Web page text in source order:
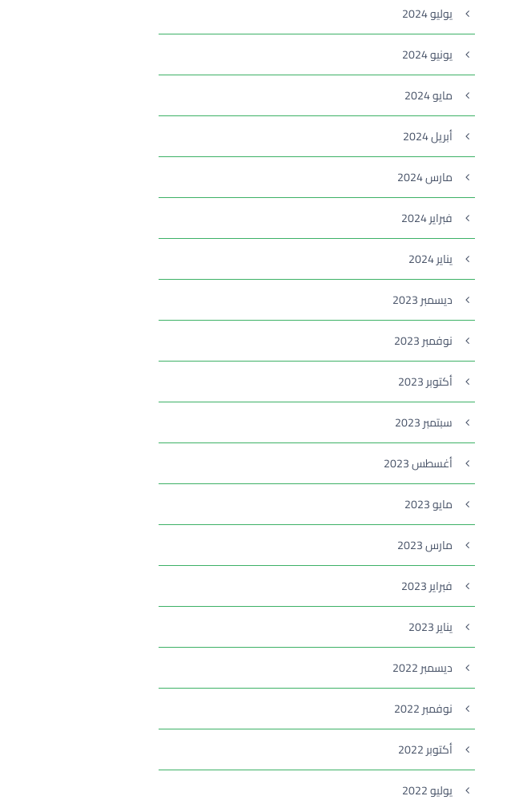
يوليو 2024
يونيو 2024
مايو 2024
أبريل 2024
مارس 2024
فبراير 2024
يناير 2024
ديسمبر 2023
نوفمبر 2023
أكتوبر 2023
سبتمبر 2023
أغسطس 2023
مايو 2023
مارس 2023
فبراير 2023
يناير 2023
ديسمبر 2022
نوفمبر 2022
أكتوبر 2022
يوليو 2022